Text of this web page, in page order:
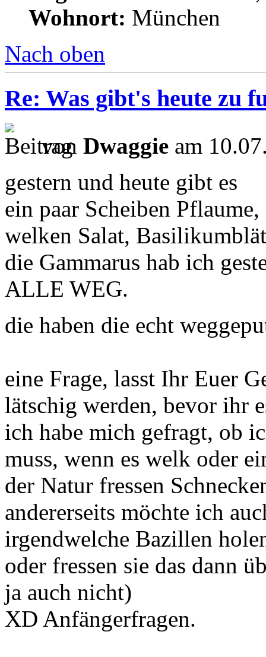
Wohnort: München
Nach oben
Re: Was gibt's heute zu
von Dwaggie am
gestern und heute gibt es
ein paar Scheiben
welken Salat,
die Gammarus hab ich
ALLE WEG.
die haben die echt
eine Frage, lasst Ihr Euer
lätschig werden, bevor ihr
ich habe mich gefragt, ob
muss, wenn es welk oder
der Natur fressen
andererseits möchte ich
irgendwelche Bazillen
oder fressen sie das dann
ja auch nicht)
XD Anfängerfragen.